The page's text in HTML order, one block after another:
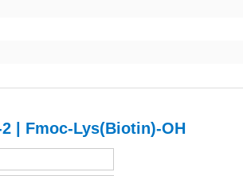
2 | Fmoc-Lys(Biotin)-OH